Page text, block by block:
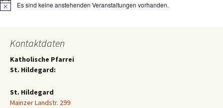
HinweisEs sind keine anstehenden Veranstaltungen vorhanden.
Kontaktdaten
Katholische Pfarrei
St. Hildegard:
St. Hildegard
Mainzer Landstr. 299